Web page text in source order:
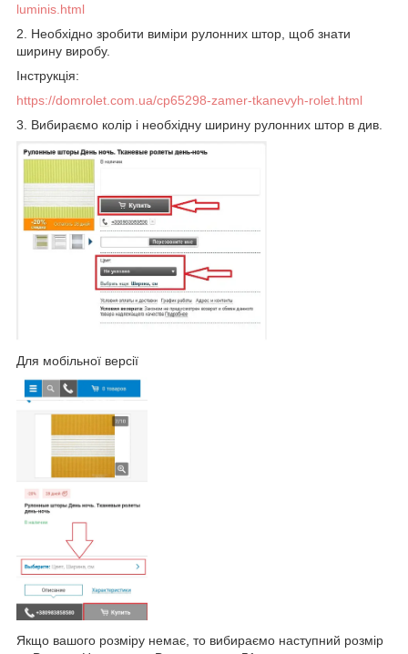
luminis.html
2. Необхідно зробити виміри рулонних штор, щоб знати
ширину виробу.
Інструкція:
https://domrolet.com.ua/cp65298-zamer-tkanevyh-rolet.html
3. Вибираємо колір і необхідну ширину рулонних штор в див.
Для мобільної версії
Якщо вашого розміру немає, то вибираємо наступний розмір